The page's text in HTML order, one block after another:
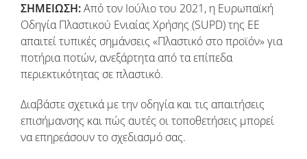
ΣΗΜΕΙΩΣΗ:Από τον Ιούλιο του 2021, η Ευρωπαϊκή
Οδηγία Πλαστικού Ενιαίας Χρήσης (SUPD) της ΕΕ
απαιτεί τυπικές σημάνσεις «Πλαστικό στο προϊόν» για
ποτήρια ποτών, ανεξάρτητα από τα επίπεδα
περιεκτικότητας σε πλαστικό.
Διαβάστε σχετικά με την οδηγία και τις απαιτήσεις
επισήμανσης και πώς αυτές οι τοποθετήσεις μπορεί
να επηρεάσουν το σχεδιασμό σας.